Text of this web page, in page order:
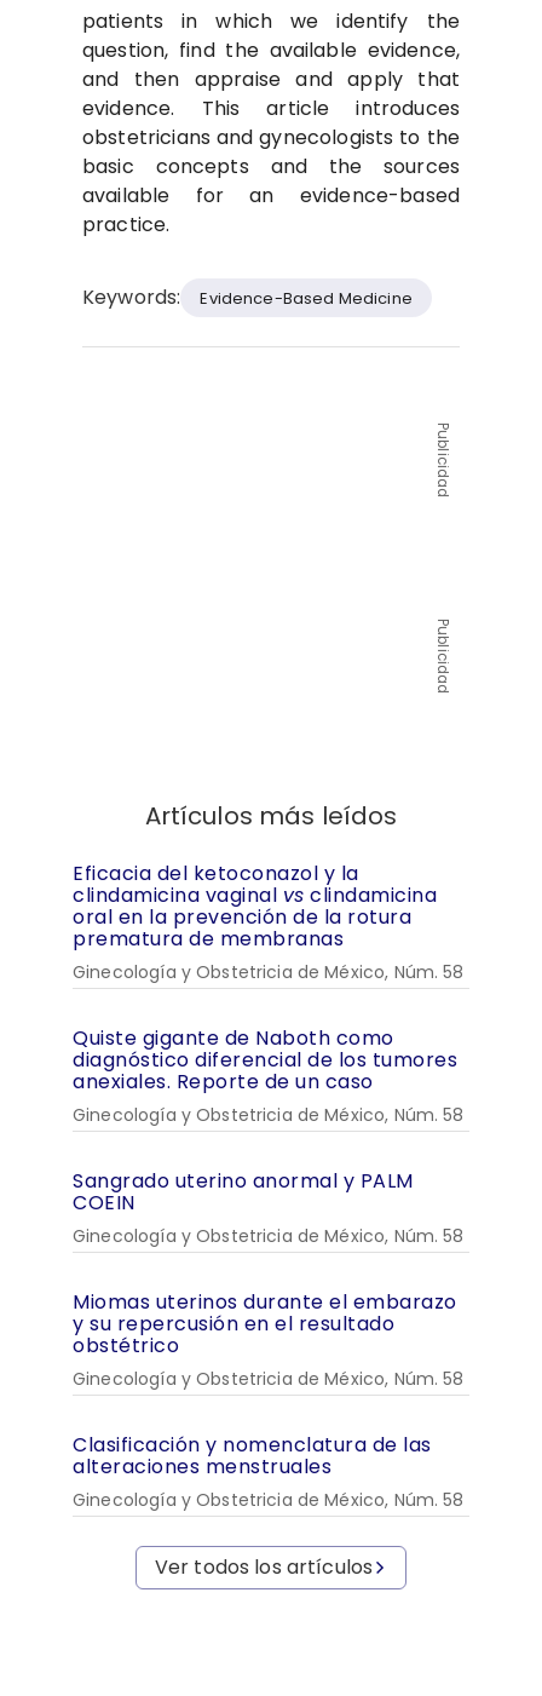
patients in which we identify the
question, find the available evidence,
and then appraise and apply that
evidence. This article introduces
obstetricians and gynecologists to the
basic concepts and the sources
available for an evidence-based
practice.
Keywords: Evidence-Based Medicine
Publicidad
Publicidad
Artículos más leídos
Eficacia del ketoconazol y la
clindamicina vaginal vs clindamicina
oral en la prevención de la rotura
prematura de membranas
Ginecología y Obstetricia de México, Núm. 58
Quiste gigante de Naboth como
diagnóstico diferencial de los tumores
anexiales. Reporte de un caso
Ginecología y Obstetricia de México, Núm. 58
Sangrado uterino anormal y PALM
COEIN
Ginecología y Obstetricia de México, Núm. 58
Miomas uterinos durante el embarazo
y su repercusión en el resultado
obstétrico
Ginecología y Obstetricia de México, Núm. 58
Clasificación y nomenclatura de las
alteraciones menstruales
Ginecología y Obstetricia de México, Núm. 58
Ver todos los artículos